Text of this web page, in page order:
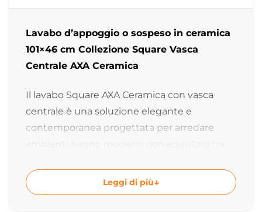
Lavabo d’appoggio o sospeso in ceramica
101×46 cm Collezione Square Vasca
Centrale AXA Ceramica
Il lavabo Square AXA Ceramica con vasca
centrale è una soluzione elegante e
contemporanea progettata per arredare
geometriche essenziali, i bordi sottili e la
vasca centrale valorizzano la ceramica
Leggi di più